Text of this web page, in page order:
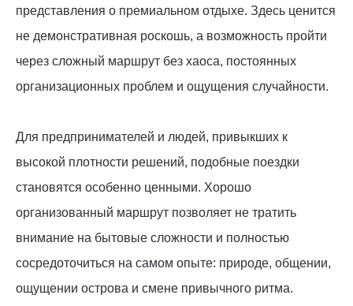
представления о премиальном отдыхе. Здесь ценится
не демонстративная роскошь, а возможность пройти
через сложный маршрут без хаоса, постоянных
организационных проблем и ощущения случайности.
Для предпринимателей и людей, привыкших к
высокой плотности решений, подобные поездки
становятся особенно ценными. Хорошо
организованный маршрут позволяет не тратить
внимание на бытовые сложности и полностью
сосредоточиться на самом опыте: природе, общении,
ощущении острова и смене привычного ритма.